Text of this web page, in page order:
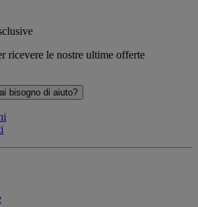
ricevere le nostre ultime offerte
bisogno di aiuto?